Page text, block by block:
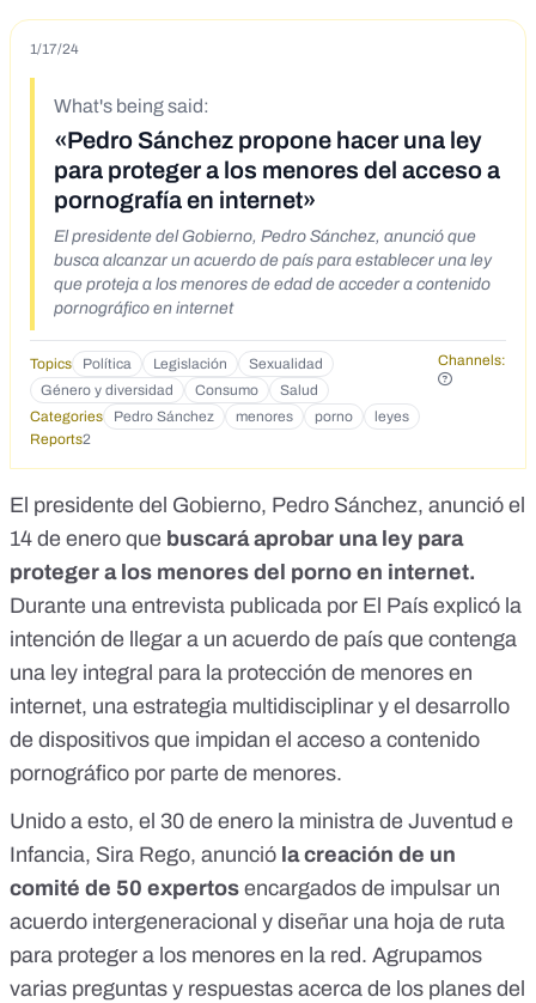
1/17/24
What's being said:
«Pedro Sánchez propone hacer una ley
para proteger a los menores del acceso a
pornografía en internet»
El presidente del Gobierno, Pedro Sánchez, anunció que
busca alcanzar un acuerdo de país para establecer una ley
que proteja a los menores de edad de acceder a contenido
pornográfico en internet
Topics Política Legislación
Sexualidad
Género y diversidad
Consumo Salud
Channels:
Categories Pedro Sánchez menores porno
leyes
Reports2
El presidente del Gobierno, Pedro Sánchez, anunció el
14 de enero que buscará aprobar una ley para
proteger a los menores del porno en internet.
Durante una entrevista publicada por El País explicó la
intención de llegar a un acuerdo de país que contenga
una ley integral para la protección de menores en
internet, una estrategia multidisciplinar y el desarrollo
de dispositivos que impidan el acceso a contenido
pornográfico por parte de menores.
Unido a esto, el 30 de enero la ministra de Juventud e
Infancia, Sira Rego, anunció la creación de un
comité de 50 expertos encargados de impulsar un
acuerdo intergeneracional y diseñar una hoja de ruta
para proteger a los menores en la red. Agrupamos
varias preguntas y respuestas acerca de los planes del